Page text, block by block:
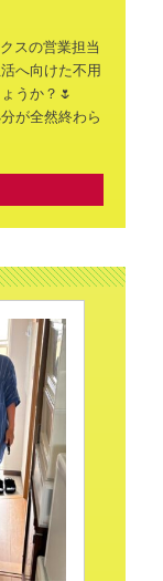
スの営業担当
へ向けた不用
うか？🌷
が全然終わら